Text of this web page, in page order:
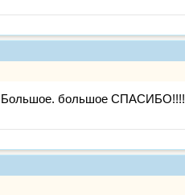
Большое. большое СПАСИБО!!!!